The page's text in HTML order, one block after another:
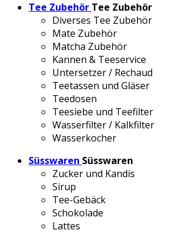
Tee Zubehör Tee Zubehör
Diverses Tee Zubehör
Mate Zubehör
Matcha Zubehör
Kannen & Teeservice
Untersetzer / Rechaud
Teetassen und Gläser
Teedosen
Teesiebe und Teefilter
Wasserfilter / Kalkfilter
Wasserkocher
Süsswaren Süsswaren
Zucker und Kandis
Sirup
Tee-Gebäck
Schokolade
Lattes